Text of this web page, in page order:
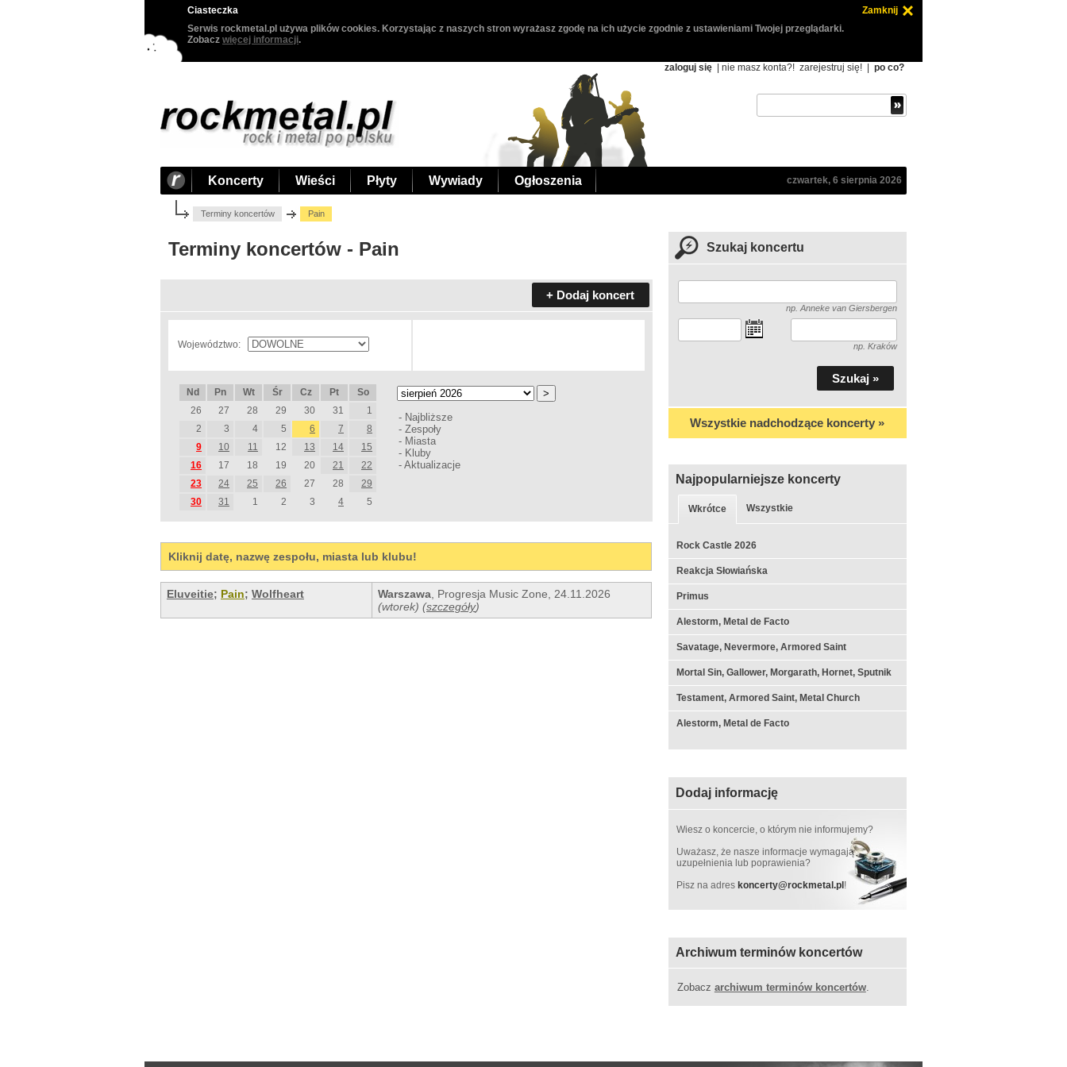
Ciasteczka
Zamknij
Serwis rockmetal.pl używa plików cookies. Korzystając z naszych stron wyrażasz zgodę na ich użycie zgodnie z ustawieniami Twojej przeglądarki.
Zobacz więcej informacji.
zaloguj się | nie masz konta?! zarejestruj się! po co?
Koncerty Wieści Płyty Wywiady Ogłoszenia czwartek, 6 sierpnia 2026
Terminy koncertów Pain
Terminy koncertów - Pain
+ Dodaj koncert
Województwo:
Nd Pn Wt Śr Cz Pt
So
26
27 28 29 30 31
1
2
3 4 5 6 7
8
9
10 11 12 13 14
15
16
17 18 19 20 21
22
23
24 25 26 27 28
29
30
31 1 2 3 4 5
- Najbliższe
- Zespoły
- Miasta
- Kluby
- Aktualizacje
Kliknij datę, nazwę zespołu, miasta lub klubu!
Eluveitie; Pain; Wolfheart Warszawa, Progresja Music Zone
24.11.2026
(wtorek) (szczegóły)
Szukaj koncertu
np. Anneke van Giersbergen
np. Kraków
Wszystkie nadchodzące koncerty »
Najpopularniejsze koncerty
Wkrótce Wszystkie
Rock Castle 2026
Reakcja Słowiańska
Primus
Alestorm, Metal de Facto
Savatage, Nevermore, Armored Saint
Mortal Sin, Gallower, Morgarath, Hornet, Sputnik
Testament, Armored Saint, Metal Church
Alestorm, Metal de Facto
Dodaj informację
Wiesz o koncercie, o którym nie informujemy?
Uważasz, że nasze informacje wymagają
uzupełnienia lub poprawienia?
Pisz na adres koncerty@rockmetal.pl!
Archiwum terminów koncertów
Zobacz archiwum terminów koncertów.